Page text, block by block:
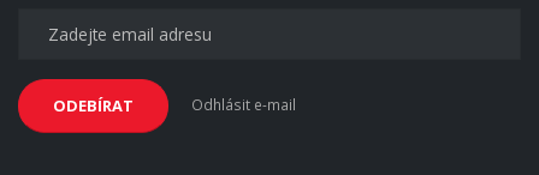
ODEBÍRAT Odhlásit e-mail